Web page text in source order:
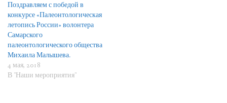
Поздравляем с победой в
конкурсе «Палеонтологическая
летопись России» волонтера
Самарского
палеонтологического общества
Михаила Малышева.
4 мая, 2018
В "Наши мероприятия"